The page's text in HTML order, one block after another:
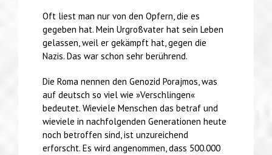
Oft liest man nur von den Opfern, die es
gegeben hat. Mein Urgroßvater hat sein Leben
gelassen, weil er gekämpft hat, gegen die
Nazis. Das war schon sehr berührend.
Die Roma nennen den Genozid Porajmos, was
auf deutsch so viel wie »Verschlingen«
bedeutet. Wieviele Menschen das betraf und
wieviele in nachfolgenden Generationen heute
noch betroffen sind, ist unzureichend
erforscht. Es wird angenommen, dass 500.000